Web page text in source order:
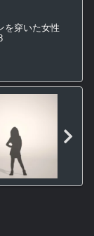
を穿いた女性